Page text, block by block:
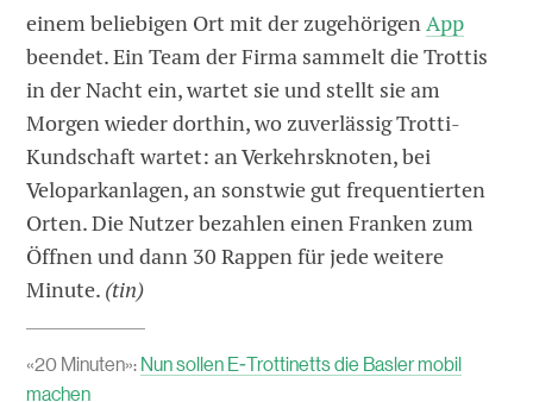
einem beliebigen Ort mit der zugehörigenApp
beendet. Ein Team der Firma sammelt die Trottis
in der Nacht ein, wartet sie und stellt sie am
Morgen wieder dorthin, wo zuverlässig Trotti-
Kundschaft wartet: an Verkehrsknoten, bei
Veloparkanlagen, an sonstwie gut frequentierten
Orten. Die Nutzer bezahlen einen Franken zum
Öffnen und dann 30 Rappen für jede weitere
Minute. (tin)
«20 Minuten»:Nun sollen E-Trottinetts die Basler mobil
machen